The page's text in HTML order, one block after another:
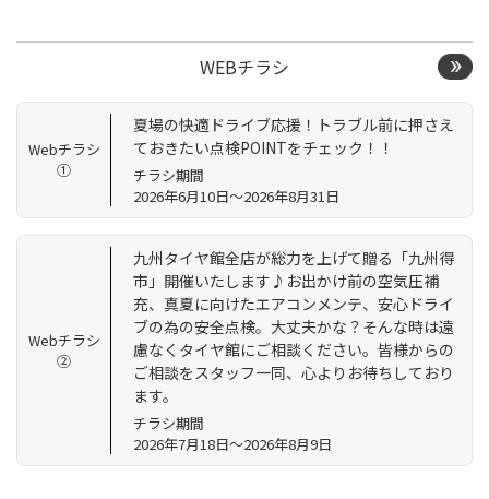
WEBチラシ
Webチラシ
①
夏場の快適ドライブ応援！トラブル前に押さえ
ておきたい点検POINTをチェック！！
チラシ期間
2026年6月10日～2026年8月31日
Webチラシ
②
九州タイヤ館全店が総力を上げて贈る「九州得
市」開催いたします♪お出かけ前の空気圧補
充、真夏に向けたエアコンメンテ、安心ドライ
ブの為の安全点検。大丈夫かな？そんな時は遠
慮なくタイヤ館にご相談ください。皆様からの
ご相談をスタッフ一同、心よりお待ちしており
ます。
チラシ期間
2026年7月18日～2026年8月9日